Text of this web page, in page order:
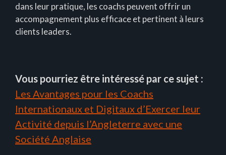
dans leur pratique, les coachs peuvent offrir un
accompagnement plus efficace et pertinent à leurs
clients leaders.
Vous pourriez être intéressé par ce sujet :
Les Avantages pour les Coachs
Internationaux et Digitaux d’Exercer leur
Activité depuis l’Angleterre avec une
Société Anglaise